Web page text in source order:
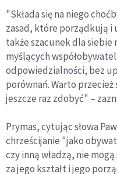
"Składa się na niego
zasad, które porządkują i
także szacunek dla siebie
myślących
odpowiedzialności, bez
porównań. Warto
jeszcze raz zdobyć" –
Prymas, cytując słowa
chrześcijanie "jako
czy inną władzą, nie
za jego kształt i jego